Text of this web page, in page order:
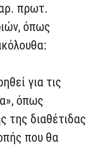
πρωτ.
όπως
για τις
όπως
της διαθέτιδας
που θα